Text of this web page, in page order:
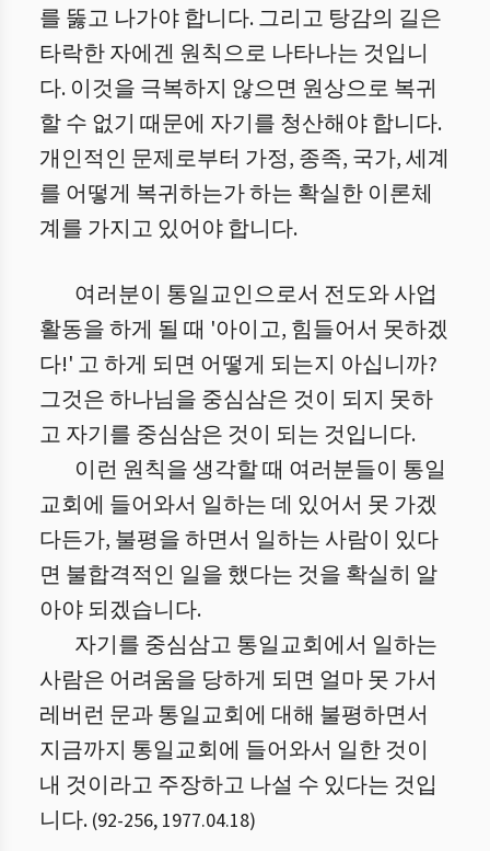
를 뚫고 나가야 합니다. 그리고 탕감의 길은
타락한 자에겐 원칙으로 나타나는 것입니
다. 이것을 극복하지 않으면 원상으로 복귀
할 수 없기 때문에 자기를 청산해야 합니다.
개인적인 문제로부터 가정, 종족, 국가, 세계
를 어떻게 복귀하는가 하는 확실한 이론체
계를 가지고 있어야 합니다.
여러분이 통일교인으로서 전도와 사업
활동을 하게 될 때 '아이고, 힘들어서 못하겠
다!' 고 하게 되면 어떻게 되는지 아십니까?
그것은 하나님을 중심삼은 것이 되지 못하
고 자기를 중심삼은 것이 되는 것입니다.
이런 원칙을 생각할 때 여러분들이 통일
교회에 들어와서 일하는 데 있어서 못 가겠
다든가, 불평을 하면서 일하는 사람이 있다
면 불합격적인 일을 했다는 것을 확실히 알
아야 되겠습니다.
자기를 중심삼고 통일교회에서 일하는
사람은 어려움을 당하게 되면 얼마 못 가서
레버런 문과 통일교회에 대해 불평하면서
지금까지 통일교회에 들어와서 일한 것이
내 것이라고 주장하고 나설 수 있다는 것입
니다. (92-256, 1977.04.18)